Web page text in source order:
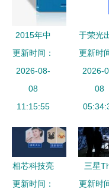
详解
字内容
服务集
2015年中
国私属数字
影像定制服
务融资商业
计划书
更新时间：
2026-08-
08
11:15:55
于荣光
院长
影视艺
院正式
立，赋
新未
更新时
2026-
08
相芯科技亮
相杭州智博
更新时间：
三星
Wall惊
更新时